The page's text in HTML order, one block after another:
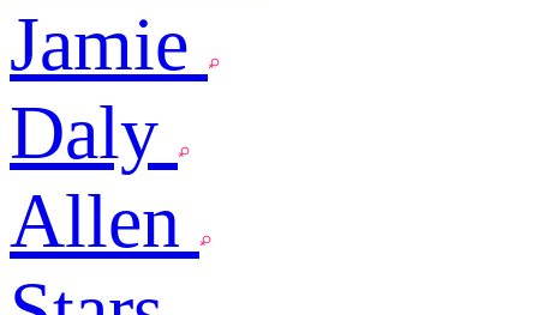
Jamie
Daly
Allen